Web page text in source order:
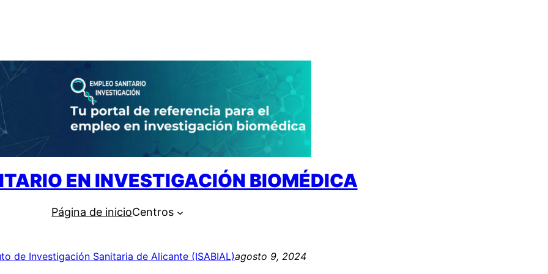
EN INVESTIGACIÓN BIOMÉDICA
Página de inicioCentros
de Investigación Sanitaria de Alicante (ISABIAL)agosto 9, 2024